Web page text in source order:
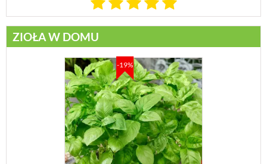
ZIOŁA W DOMU
-19%